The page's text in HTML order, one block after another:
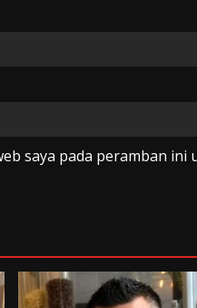
saya pada peramban